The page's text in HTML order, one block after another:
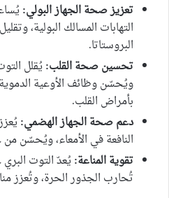
تعزيز صحة الجهاز البولي:
التهابات المسالك البولية،
البروستاتا.
تحسين صحة القلب:يُقلل
ويُحسّن وظائف الأوعية
بأمراض القلب.
دعم صحة الجهاز الهضمي:
النافعة في الأمعاء، ويُحسّن
تقوية المناعة:يُعدّ التوت
تُحارب الجذور الحرة، وتُعزز